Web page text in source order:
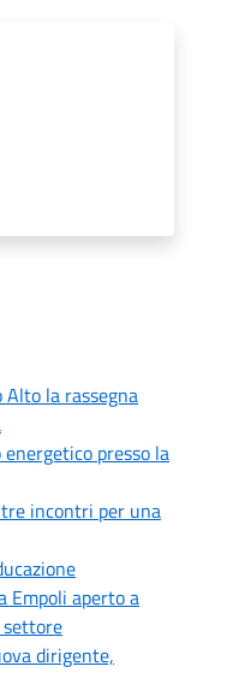
la rassegna
presso la
incontri per una
Empoli aperto a
dirigente,